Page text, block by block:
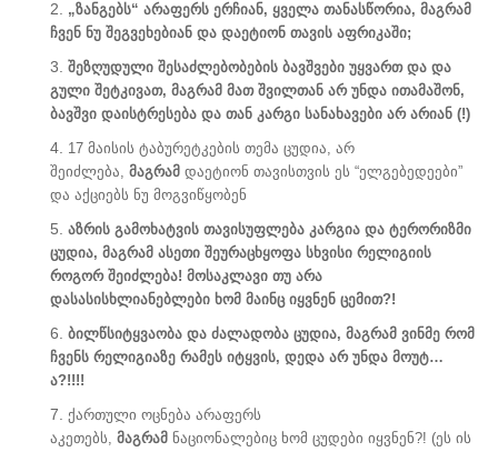
„ზანგებს“ არაფერს ერჩიან, ყველა თანასწორია, მაგრამ
ჩვენ ნუ შეგვეხებიან და დაეტიონ თავის აფრიკაში;
შეზღუდული შესაძლებობების ბავშვები უყვართ და და
გული შეტკივათ, მაგრამ მათ შვილთან არ უნდა ითამაშონ,
ბავშვი დაისტრესება და თან კარგი სანახავები არ არიან (!)
17 მაისის ტაბურეტკების თემა ცუდია, არ
შეიძლება, მაგრამ დაეტიონ თავისთვის ეს “ელგებედეები”
და აქციებს ნუ მოგვიწყობენ
აზრის გამოხატვის თავისუფლება კარგია და ტერორიზმი
ცუდია, მაგრამ ასეთი შეურაცხყოფა სხვისი რელიგიის
როგორ შეიძლება! მოსაკლავი თუ არა
დასასისხლიანებლები ხომ მაინც იყვნენ ცემით?!
ბილწსიტყვაობა და ძალადობა ცუდია, მაგრამ ვინმე რომ
ჩვენს რელიგიაზე რამეს იტყვის, დედა არ უნდა მოუტ…
ა?!!!!
ქართული ოცნება არაფერს
აკეთებს, მაგრამ ნაციონალებიც ხომ ცუდები იყვნენ?! (ეს ის